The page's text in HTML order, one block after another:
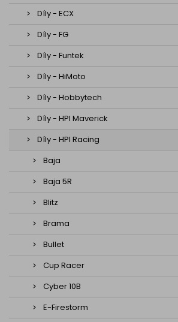
Díly - ECX
Díly - FG
Díly - Funtek
Díly - HiMoto
Díly - Hobbytech
Díly - HPI Maverick
Díly - HPI Racing
Baja
Baja 5R
Blitz
Brama
Bullet
Cup Racer
Cyber 10B
E-Firestorm